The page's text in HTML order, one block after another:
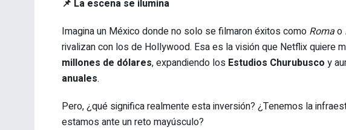
📌 La escena se ilumina
Imagina un México donde no solo se filmaron éxitos como Romao
rivalizan con los de Hollywood. Esa es la visión que Netflix quiere
millones de dólares, expandiendo los Estudios Churubusco y
anuales.
Pero, ¿qué significa realmente esta inversión? ¿Tenemos la
estamos ante un reto mayúsculo?